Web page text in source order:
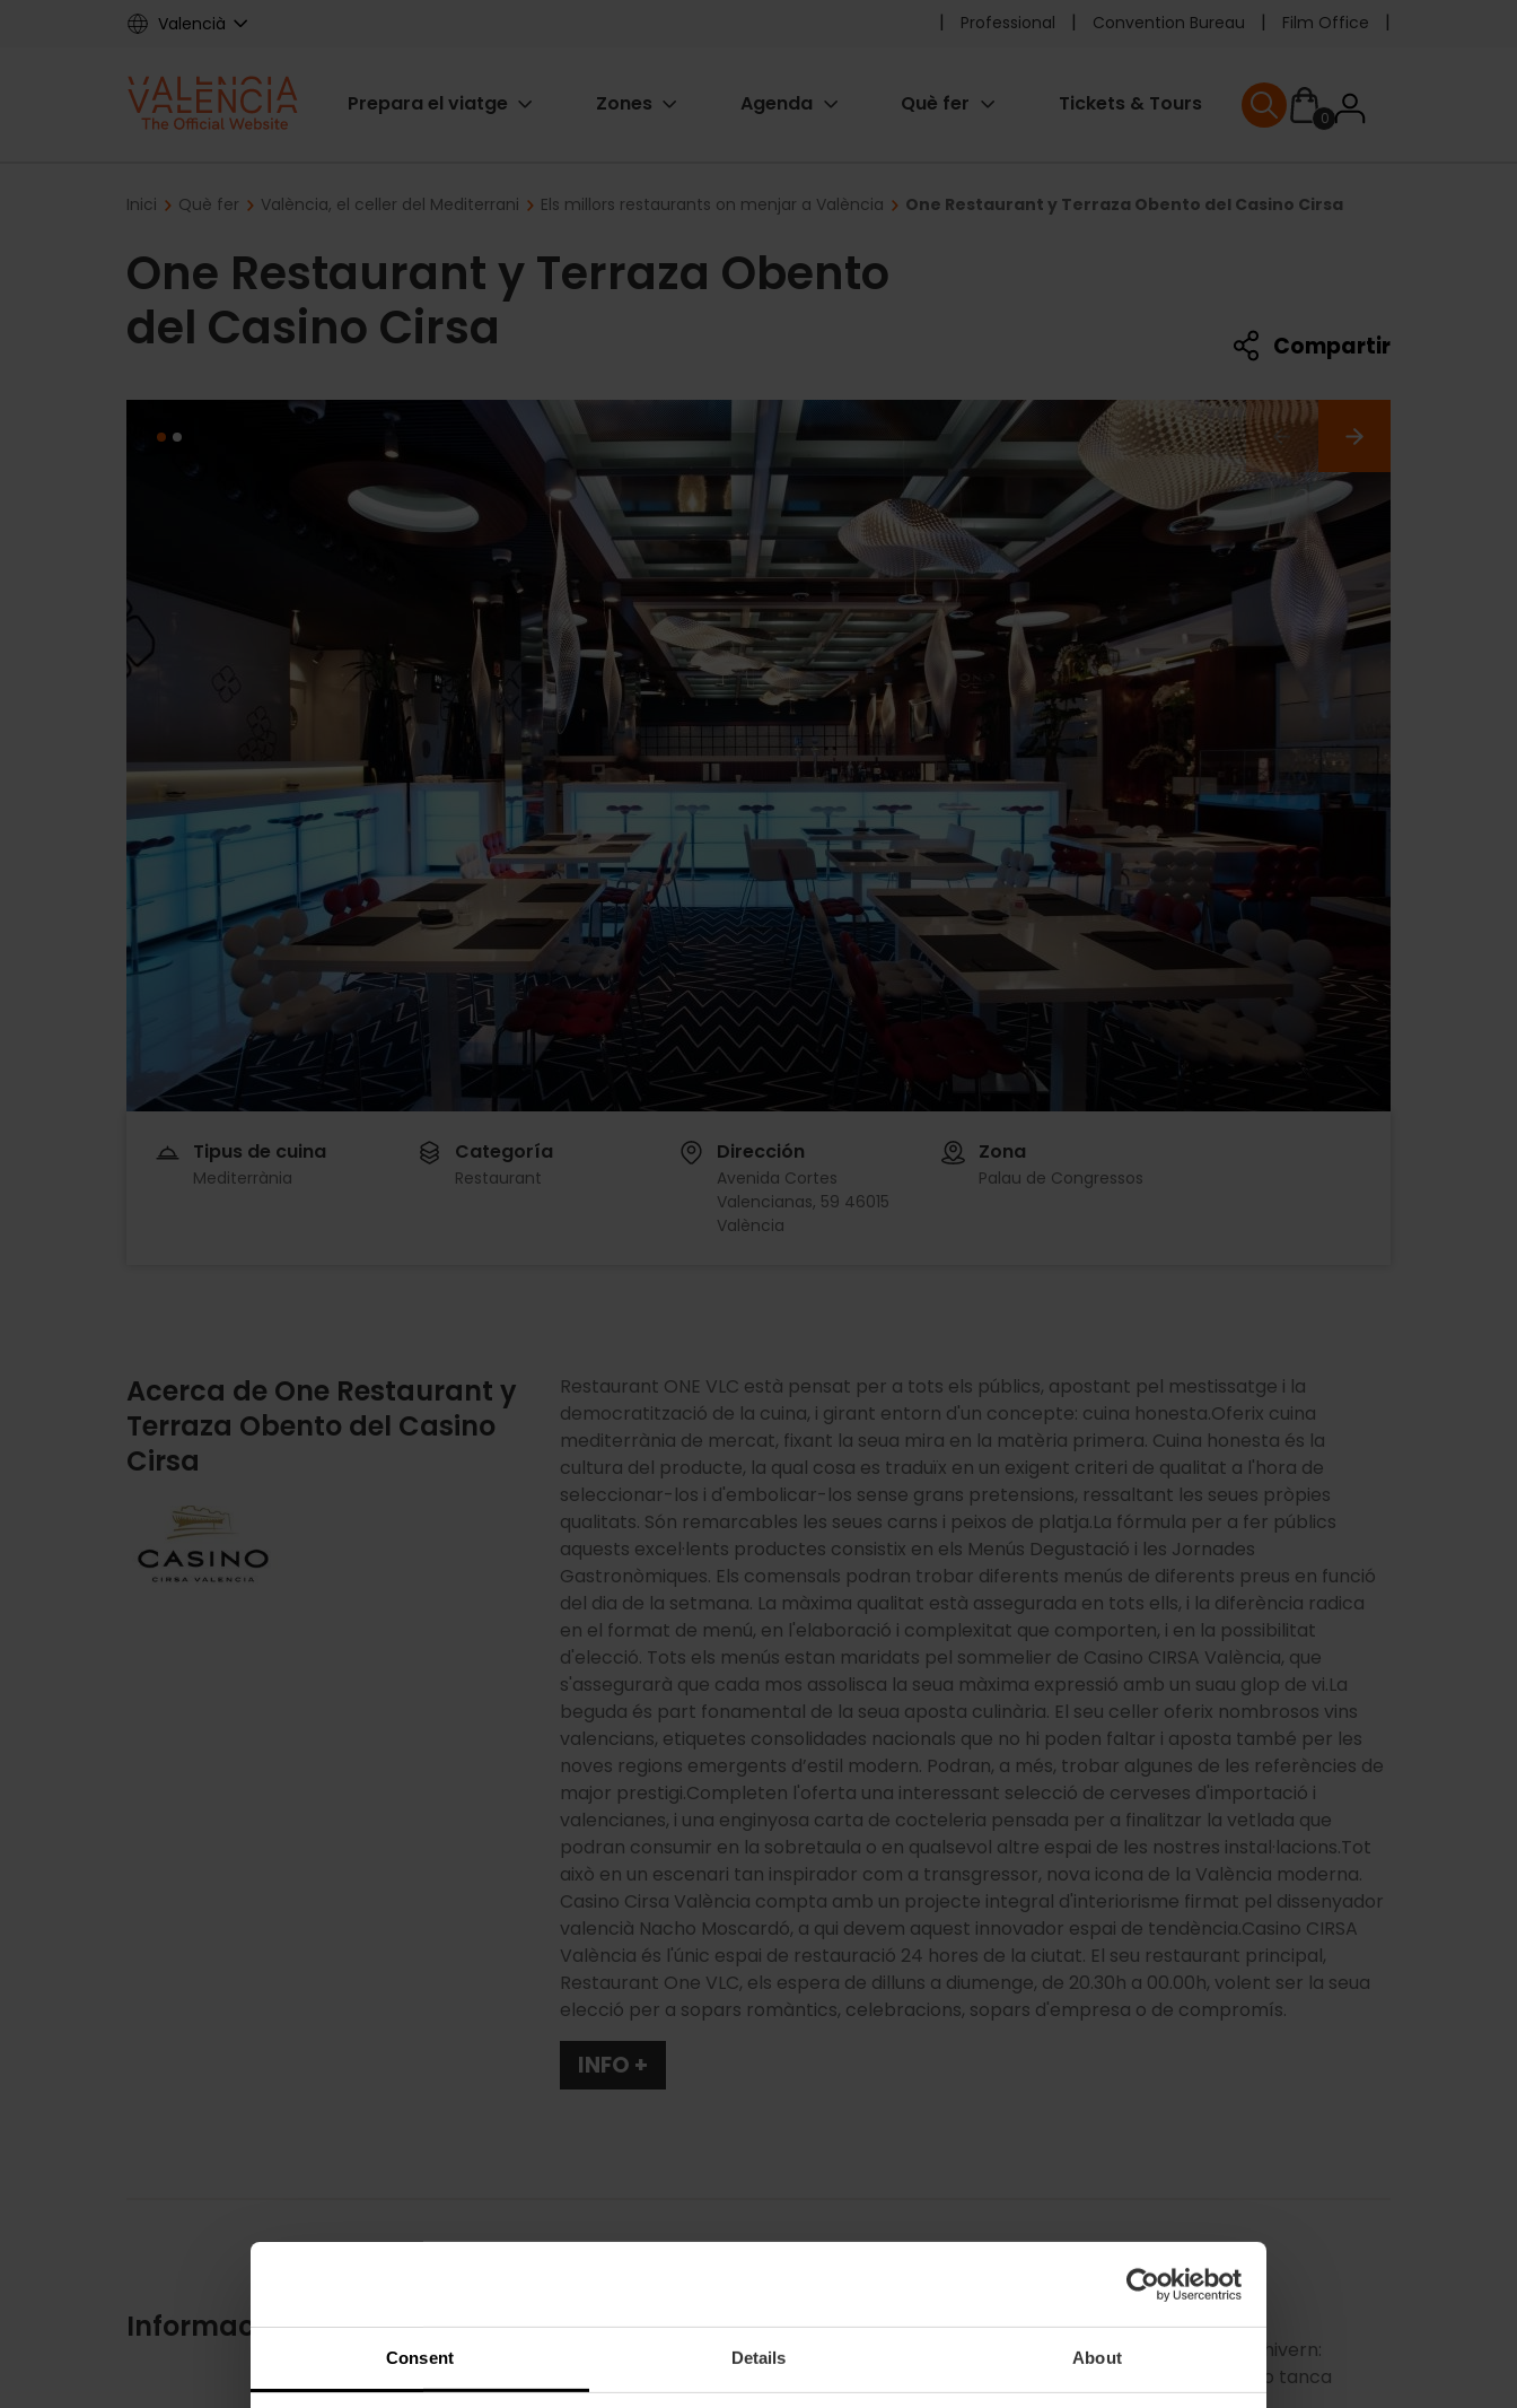
Consent Details About
Valencià
Pre
header
Professional Convention Bureau Film Office
Main
Prepara el viatge Zones Agenda Què fer Tickets & Tours
0User
menu
User menu
Breadcrumb
Inici Què fer València, el celler del Mediterrani Els millors restaurants on menjar a València One Restaurant y Terraza Obento del Casino Cirsa
One Restaurant y Terraza Obento
del Casino Cirsa
Compartir
Tipus de cuina
Mediterrània
Categoría
Restaurant
Dirección
Avenida Cortes
Valencianas, 59 46015
València
Zona
Palau de Congressos
Acerca de One Restaurant y
Terraza Obento del Casino
Cirsa
Imagen
Restaurant ONE VLC està pensat per a tots els públics, apostant pel mestissatge i la
democratització de la cuina, i girant entorn d'un concepte: cuina honesta.Oferix cuina
mediterrània de mercat, fixant la seua mira en la matèria primera. Cuina honesta és la
cultura del producte, la qual cosa es traduïx en un exigent criteri de qualitat a l'hora de
seleccionar-los i d'embolicar-los sense grans pretensions, ressaltant les seues pròpies
qualitats. Són remarcables les seues carns i peixos de platja.La fórmula per a fer públics
aquests excel·lents productes consistix en els Menús Degustació i les Jornades
Gastronòmiques. Els comensals podran trobar diferents menús de diferents preus en funció
del dia de la setmana. La màxima qualitat està assegurada en tots ells, i la diferència radica
en el format de menú, en l'elaboració i complexitat que comporten, i en la possibilitat
d'elecció. Tots els menús estan maridats pel sommelier de Casino CIRSA València, que
s'assegurarà que cada mos assolisca la seua màxima expressió amb un suau glop de vi.La
beguda és part fonamental de la seua aposta culinària. El seu celler oferix nombrosos vins
valencians, etiquetes consolidades nacionals que no hi poden faltar i aposta també per les
noves regions emergents d’estil modern. Podran, a més, trobar algunes de les referències de
major prestigi.Completen l'oferta una interessant selecció de cerveses d'importació i
valencianes, i una enginyosa carta de cocteleria pensada per a finalitzar la vetlada que
podran consumir en la sobretaula o en qualsevol altre espai de les nostres instal·lacions.Tot
això en un escenari tan inspirador com a transgressor, nova icona de la València moderna.
Casino Cirsa València compta amb un projecte integral d'interiorisme firmat pel dissenyador
valencià Nacho Moscardó, a qui devem aquest innovador espai de tendència.Casino CIRSA
València és l'únic espai de restauració 24 hores de la ciutat. El seu restaurant principal,
Restaurant One VLC, els espera de dilluns a diumenge, de 20.30h a 00.00h, volent ser la seua
elecció per a sopars romàntics, celebracions, sopars d'empresa o de compromís.
INFO +
Informació pràctica
Horari
Horari estiu: des de les 13:00 fins a les 16:00 i de 20:30 fins a les 00:00h Horari hivern:
des de les 13:00 fins a les 16:00 i de 20:30 fins a les 00:00h Dies tancament: no tanca